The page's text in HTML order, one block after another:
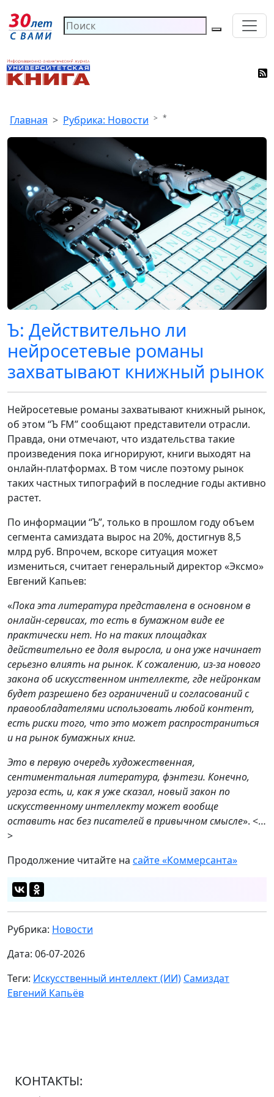
Главная Рубрика: Новости *
Ъ: Действительно ли
нейросетевые романы
захватывают книжный рынок
Нейросетевые романы захватывают книжный рынок,
об этом “Ъ FM” сообщают представители отрасли.
Правда, они отмечают, что издательства такие
произведения пока игнорируют, книги выходят на
онлайн-платформах. В том числе поэтому рынок
таких частных типографий в последние годы активно
растет.
По информации “Ъ”, только в прошлом году объем
сегмента самиздата вырос на 20%, достигнув 8,5
млрд руб. Впрочем, вскоре ситуация может
измениться, считает генеральный директор «Эксмо»
Евгений Капьев:
«Пока эта литература представлена в основном в
онлайн-сервисах, то есть в бумажном виде ее
практически нет. Но на таких площадках
действительно ее доля выросла, и она уже начинает
серьезно влиять на рынок. К сожалению, из-за нового
закона об искусственном интеллекте, где нейронкам
будет разрешено без ограничений и согласований с
правообладателями использовать любой контент,
есть риски того, что это может распространиться
и на рынок бумажных книг.
Это в первую очередь художественная,
сентиментальная литература, фэнтези. Конечно,
угроза есть, и, как я уже сказал, новый закон по
искусственному интеллекту может вообще
оставить нас без писателей в привычном смысле». <…
>
Продолжение читайте на сайте «Коммерсанта»
Рубрика: Новости
Дата: 06-07-2026
Теги: Искусственный интеллект (ИИ) Самиздат
Евгений Капьёв
КОНТАКТЫ: